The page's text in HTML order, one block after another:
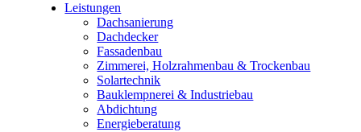
Leistungen
Dachsanierung
Dachdecker
Fassadenbau
Zimmerei, Holzrahmenbau & Trockenbau
Solartechnik
Bauklempnerei & Industriebau
Abdichtung
Energieberatung